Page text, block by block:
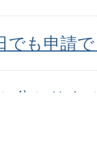
でも申請
分かりま